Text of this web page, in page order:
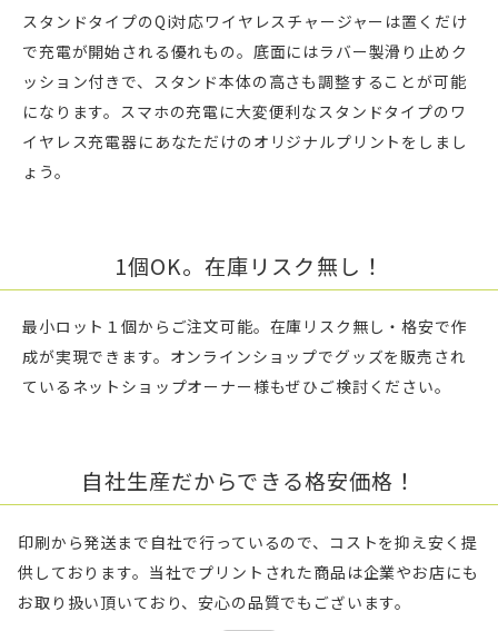
スタンドタイプのQi対応ワイヤレスチャージャーは置くだけ
で充電が開始される優れもの。底面にはラバー製滑り止めク
ッション付きで、スタンド本体の高さも調整することが可能
になります。スマホの充電に大変便利なスタンドタイプのワ
イヤレス充電器にあなただけのオリジナルプリントをしまし
ょう。
1個OK。在庫リスク無し！
最小ロット１個からご注文可能。在庫リスク無し・格安で作
成が実現できます。オンラインショップでグッズを販売され
ているネットショップオーナー様もぜひご検討ください。
自社生産だからできる格安価格！
印刷から発送まで自社で行っているので、コストを抑え安く提
供しております。当社でプリントされた商品は企業やお店にも
お取り扱い頂いており、安心の品質でもございます。